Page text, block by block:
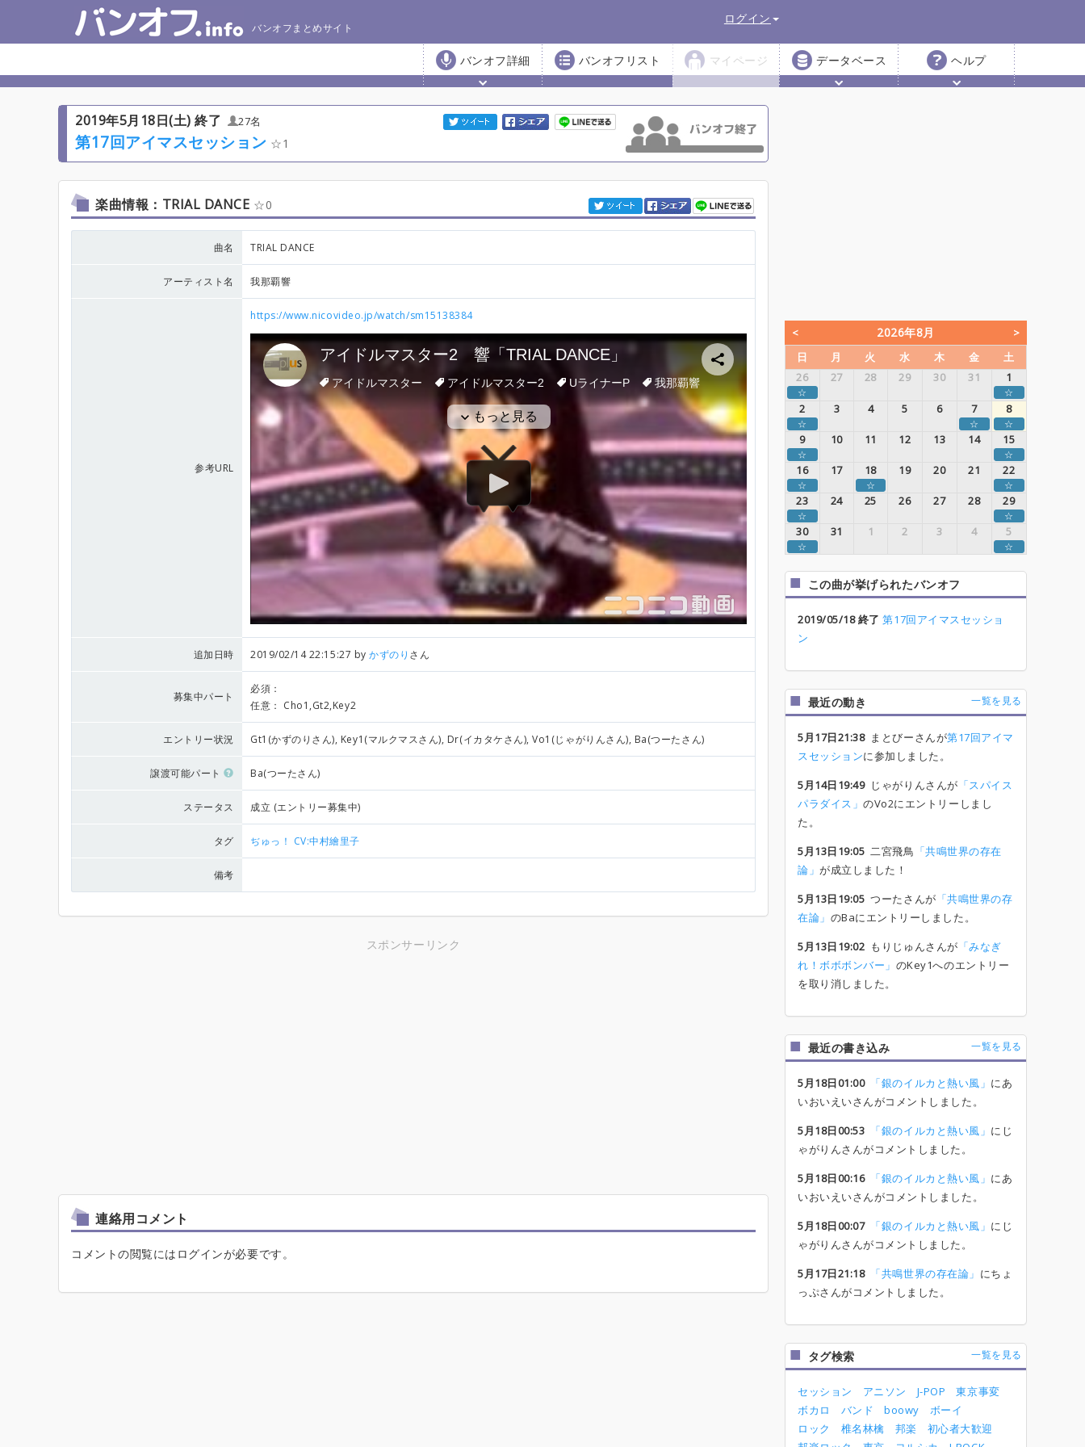
バンオフまとめサイト
ログイン
バンオフ詳細 バンオフリスト マイページ データベース ヘルプ
2019年5月18日(土) 終了 27名
第17回アイマスセッション 1
楽曲情報：TRIAL DANCE 0
曲名 TRIAL DANCE
アーティスト名 我那覇響
参考URL
https://www.nicovideo.jp/watch/sm15138384
追加日時 2019/02/14 22:15:27 byかずのり さん
募集中パート
必須：
任意： Cho1,Gt2,Key2
エントリー状況 Gt1(かずのりさん), Key1(マルクマスさん), Dr(イカタケさん), Vo1(じゃがりんさん), Ba(つーたさん)
譲渡可能パート Ba(つーたさん)
ステータス 成立 (エントリー募集中)
タグ ぢゅっ！ CV:中村繪里子
備考
スポンサーリンク
連絡用コメント
コメントの閲覧にはログインが必要です。
2026年8月
日 月 火 水 木 金
土
26
27 28 29 30 31 1
☆ ☆
2 3 4 5 6 7 8
☆ ☆ ☆
9 10 11 12 13 14 15
☆ ☆
16 17 18 19 20 21 22
☆ ☆ ☆
23 24 25 26 27 28 29
☆ ☆
30 31 1 2 3 4 5
☆ ☆
この曲が挙げられたバンオフ
2019/05/18 終了 第17回アイマスセッショ
ン
最近の動き 一覧を見る
5月17日21:38まとびーさんが第17回アイマ
スセッションに参加しました。
5月14日19:49じゃがりんさんが 「スパイス
パラダイス」のVo2にエントリーしまし
た。
5月13日19:05 二宮飛鳥 「共鳴世界の存在
論」が成立しました！
5月13日19:05 つーたさんが 「共鳴世界の存
在論」 のBaにエントリーしました。
5月13日19:02 もりじゅんさんが 「みなぎ
れ！ボボボンバー」 のKey1へのエントリー
を取り消しました。
最近の書き込み 一覧を見る
5月18日01:00 「銀のイルカと熱い風」 にあ
いおいえいさんがコメントしました。
5月18日00:53
「銀のイルカと熱い風」 にじ
ゃがりんさんがコメントしました。
5月18日00:16
「銀のイルカと熱い風」 にあ
いおいえいさんがコメントしました。
5月18日00:07
「銀のイルカと熱い風」 にじ
ゃがりんさんがコメントしました。
5月17日21:18
「共鳴世界の存在論」 にちょ
っぷさんがコメントしました。
タグ検索 一覧を見る
セッション アニソン J-POP
東京事変
ボカロ
バンド boowy
ボーイ
ロック
椎名林檎 邦楽
初心者大歓迎